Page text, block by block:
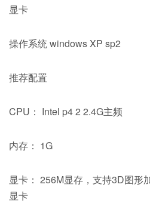
显卡
操作系统 windows XP sp2
推荐配置
CPU： Intel p4 2 2.4G主频
内存： 1G
显卡： 256M显存，支持3D图形
显卡